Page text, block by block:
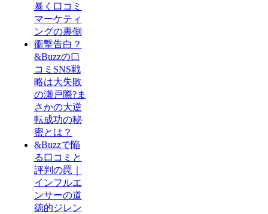
暴く口コミ
マーケティ
ングの裏側
衝撃告白？
&Buzzの口
コミSNS戦
略は大失敗
の瀬戸際?ま
さかの大逆
転成功の秘
密とは？
&Buzzで陥
る口コミと
評判の罠｜
インフルエ
ンサーの道
徳的ジレン